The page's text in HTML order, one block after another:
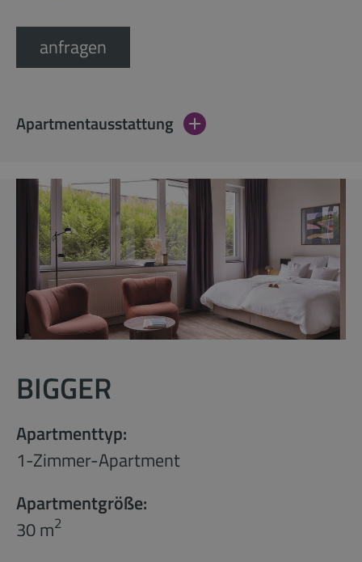
anfragen
Apartmentausstattung
BIGGER
Apartmenttyp:
1-Zimmer-Apartment
Apartmentgröße:
30 m2